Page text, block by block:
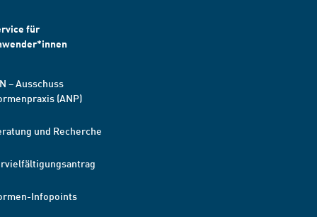
für
– Ausschuss
(ANP)
und Recherche
Infopoints